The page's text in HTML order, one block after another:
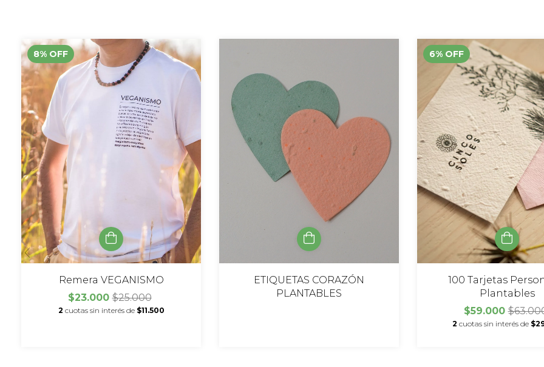
8% OFF
Remera VEGANISMO
$23.000$25.000
2 cuotas sin interés de $11.500
ETIQUETAS CORAZÓN
PLANTABLES
6% OFF
100 Tarjetas
Plantables
$59.000
2 cuotas sin interés de